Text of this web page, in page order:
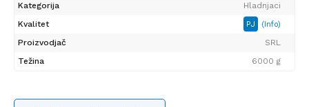
Kategorija
Hladnjaci
Kvalitet
PJ (Info)
Proizvodjač
SRL
Težina
6000 g